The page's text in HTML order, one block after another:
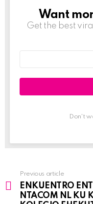
NEWSLETTER
Want
Get the best
Don't
See
more
Previous article
ENKUENTRO
NTACOM NL KU